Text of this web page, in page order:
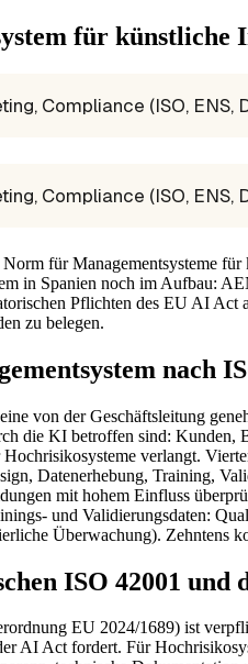
für künstliche
Compliance (ISO,
Compliance (ISO,
für Managementsysteme
in Spanien noch im Aufbau:
Pflichten des EU AI
zu belegen.
nach
von der Geschäftsleitung
die KI betroffen sind:
verlangt.
Datenerhebung, Training,
mit hohem Einfluss
und Validierungsdaten:
Überwachung). Zehntens
ISO 42001 und
EU 2024/1689) ist
AI Act fordert. Für